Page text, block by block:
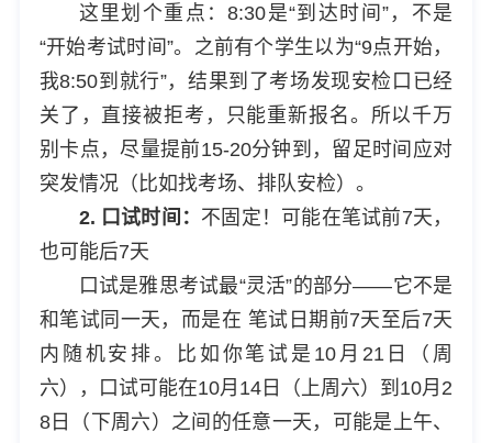
这里划个重点：8:30是“到达时间”，不是
“开始考试时间”。之前有个学生以为“9点开始，
我8:50到就行”，结果到了考场发现安检口已经
关了，直接被拒考，只能重新报名。所以千万
别卡点，尽量提前15-20分钟到，留足时间应对
突发情况（比如找考场、排队安检）。
2. 口试时间： 不固定！可能在笔试前7天，
也可能后7天
口试是雅思考试最“灵活”的部分——它不是
和笔试同一天，而是在 笔试日期前7天至后7天
内随机安排。比如你笔试是10月21日（周
六），口试可能在10月14日（上周六）到10月2
8日（下周六）之间的任意一天，可能是上午、